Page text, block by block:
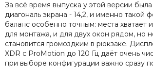
За всё время выпуска у этой версии
диагональ экрана - 14,2, и именно такой
баланс особенно точным: места хватает
для монтажа, и для двух окон рядом, но
становится громоздким в рюкзаке.
XDR с ProMotion до 120 Гц даёт очень
при выборе конфигурации важно сразу